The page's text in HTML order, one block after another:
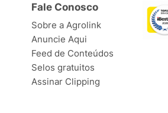
Fale Conosco
Sobre a Agrolink
Anuncie Aqui
Feed de Conteúdos
Selos gratuitos
Assinar Clipping